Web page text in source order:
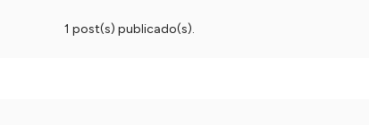
1 post(s) publicado(s).